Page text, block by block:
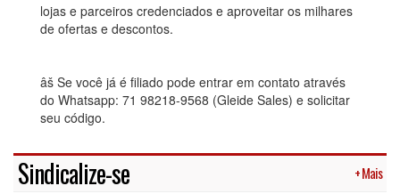
lojas e parceiros credenciados e aproveitar os milhares
de ofertas e descontos.
âš Se você já é filiado pode entrar em contato através
do Whatsapp: 71 98218-9568 (Gleide Sales) e solicitar
seu código.
Sindicalize-se + Mais